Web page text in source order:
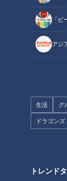
「ビ
アジ
生活 グ
ドラゴンズ
トレンド
富山の名物ラーメ
初上陸！名古屋の
る極上の一杯とは
地元民が大絶賛！
市の隠れた名店『
う木曽三川うなぎ